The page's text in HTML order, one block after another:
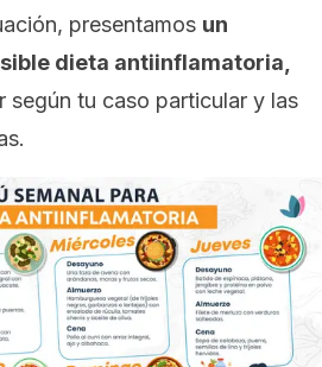
presentamos un
dieta antiinflamatoria,
según tu caso particular y las